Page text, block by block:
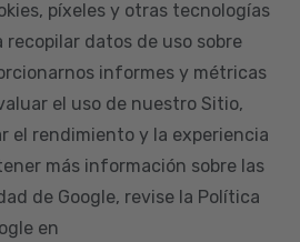
píxeles y otras tecnologías
datos de uso sobre
informes y métricas
el uso de nuestro Sitio,
el rendimiento y la experiencia
más información sobre las
de Google, revise la Política
en